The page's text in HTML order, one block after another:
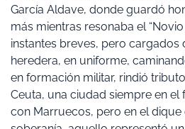
García Aldave, donde guardó
más mientras resonaba el
instantes breves, pero cargados
heredera, en uniforme,
en formación militar, rindió
Ceuta, una ciudad siempre en
con Marruecos, pero en el dique